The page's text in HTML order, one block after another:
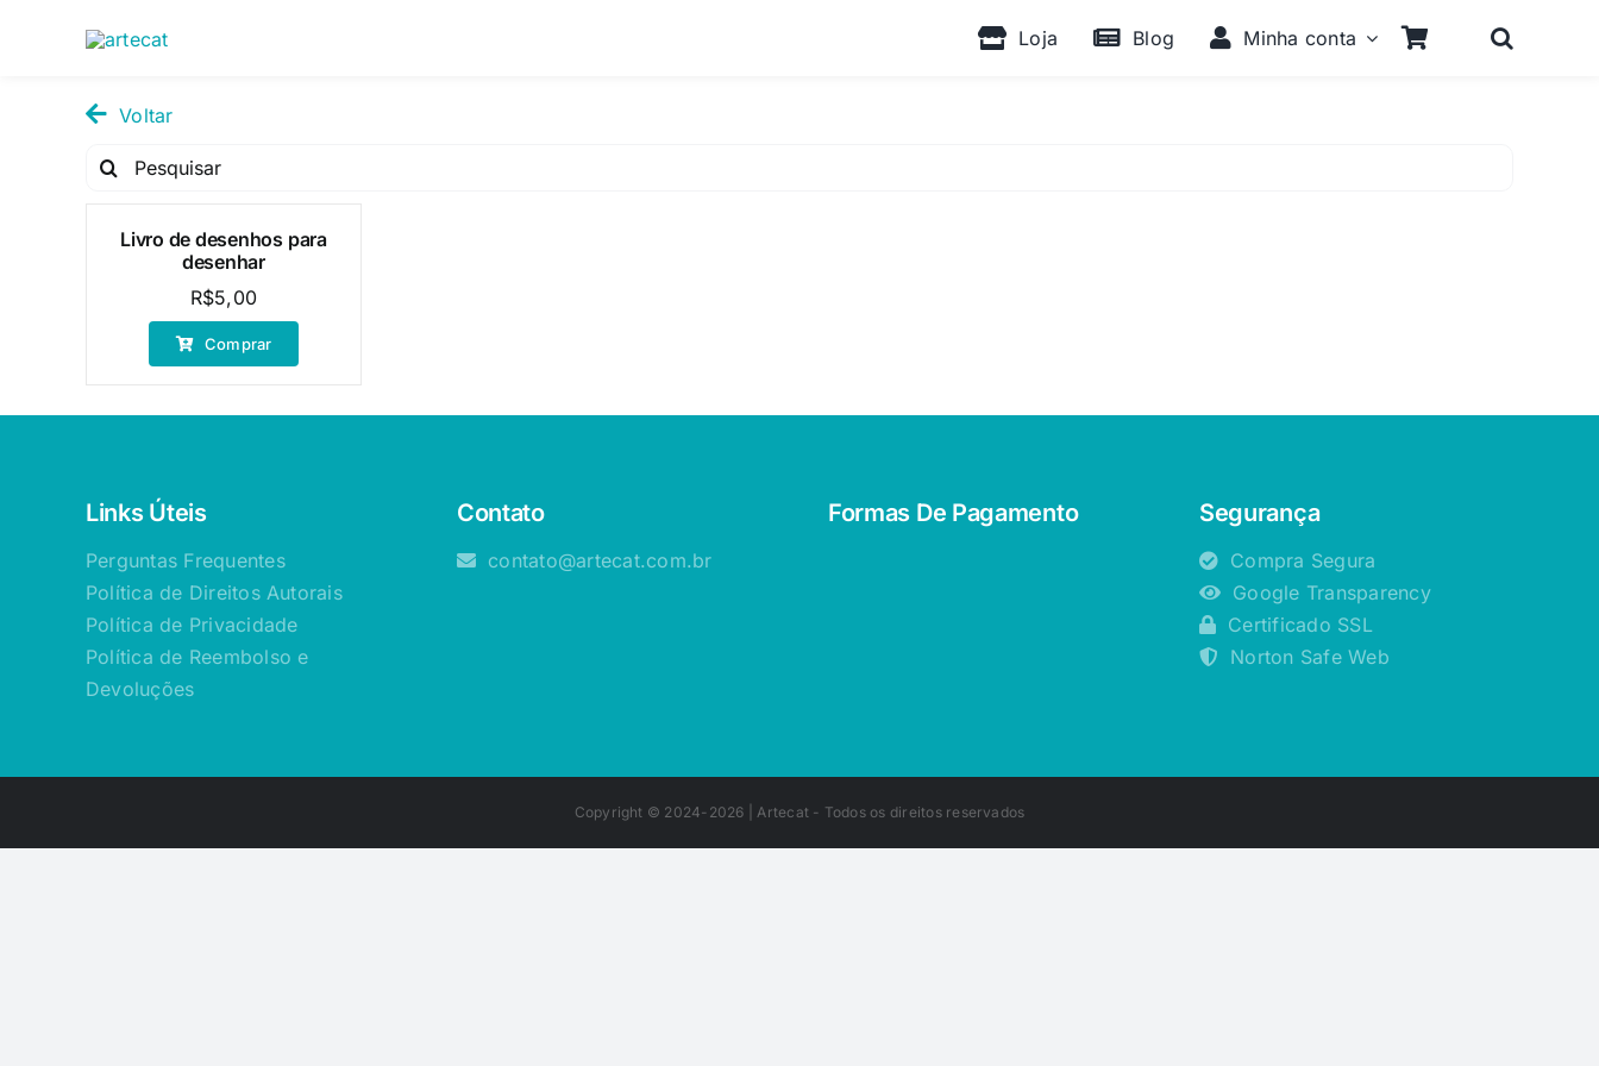
Loja Blog Minha conta
Voltar
Pesquisar
Livro de desenhos para
desenhar
R$5,00
Comprar
Links Úteis
Perguntas Frequentes
Política de Direitos Autorais
Política de Privacidade
Política de Reembolso e
Devoluções
Contato
contato@artecat.com.br
Formas De Pagamento Segurança
Compra Segura
Google Transparency
Certificado SSL
Norton Safe Web
Copyright © 2024-2026 |Artecat - Todos os direitos reservados